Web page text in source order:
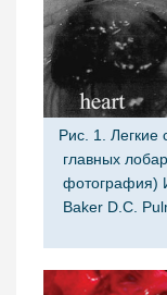
Рис. 1. Легкие
главных
фотография)
Baker D.C.